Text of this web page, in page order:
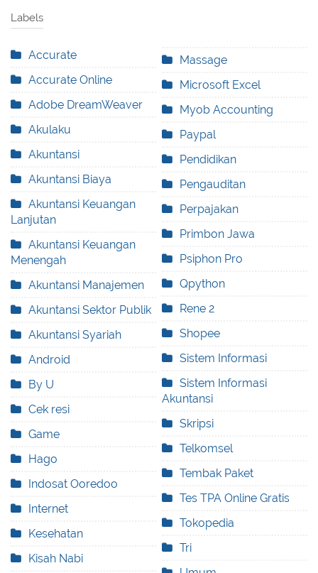
Labels
Accurate
Accurate Online
Adobe DreamWeaver
Akulaku
Akuntansi
Akuntansi Biaya
Akuntansi Keuangan
Lanjutan
Akuntansi Keuangan
Menengah
Akuntansi Manajemen
Akuntansi Sektor Publik
Akuntansi Syariah
Android
By U
Cek resi
Game
Hago
Indosat Ooredoo
Internet
Kesehatan
Kisah Nabi
Massage
Microsoft Excel
Myob Accounting
Paypal
Pendidikan
Pengauditan
Perpajakan
Primbon Jawa
Psiphon Pro
Qpython
Rene 2
Shopee
Sistem Informasi
Sistem Informasi
Akuntansi
Skripsi
Telkomsel
Tembak Paket
Tes TPA Online Gratis
Tokopedia
Tri